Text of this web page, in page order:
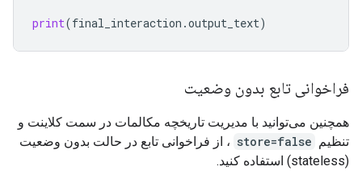
print(final_interaction .output_text)
فراخوانی تابع بدون وضعیت
همچنین می‌توانید با مدیریت تاریخچه مکالمات در سمت کلاینت و
تنظیم store=false ، از فراخوانی تابع در حالت بدون وضعیت
(stateless) استفاده کنید.